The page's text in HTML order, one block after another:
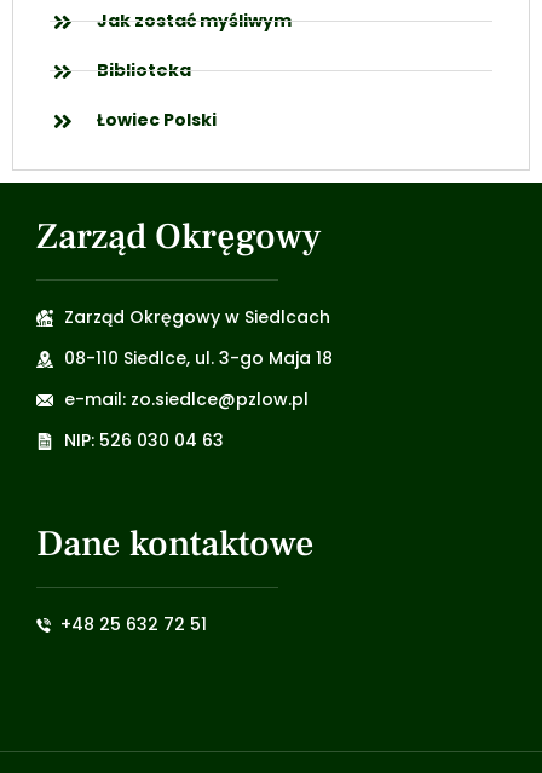
Jak zostać myśliwym
Biblioteka
Łowiec Polski
Zarząd Okręgowy
Zarząd Okręgowy w Siedlcach
08-110 Siedlce, ul. 3-go Maja 18
e-mail: zo.siedlce@pzlow.pl
NIP: 526 030 04 63
Dane kontaktowe
+48 25 632 72 51